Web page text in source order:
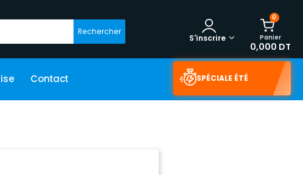
Rechercher
0
Panier
0,000 DT
S'inscrire
Contact SPÉCIALE ÉTÉ